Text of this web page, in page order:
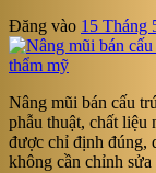
Đăng vào 15 Tháng
Nâng mũi bán cấu
phẫu thuật, chất liệu
được chỉ định đúng,
không cần chỉnh